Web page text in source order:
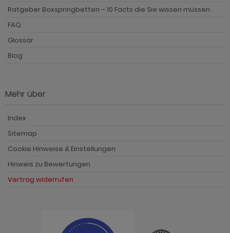
Ratgeber Boxspringbetten – 10 Facts die Sie wissen müssen
FAQ
Glossar
Blog
Mehr über
Index
Sitemap
Cookie Hinweise & Einstellungen
Hinweis zu Bewertungen
Vertrag widerrufen